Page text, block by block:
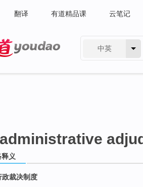
翻译 有道精品课 云笔记
中英
释义
政裁决制度